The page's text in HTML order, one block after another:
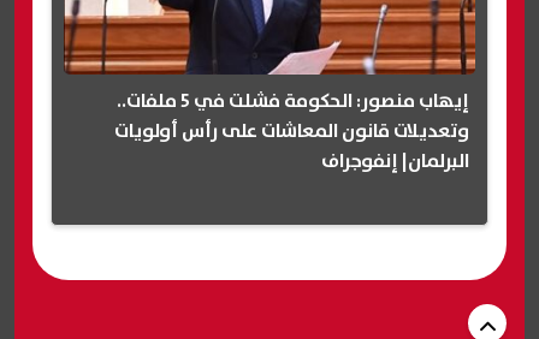
إيهاب منصور: الحكومة فشلت في 5 ملفات..
وتعديلات قانون المعاشات على رأس أولويات
البرلمان| إنفوجراف